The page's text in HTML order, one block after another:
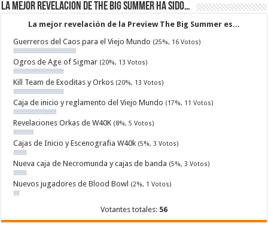
La mejor revelacion de The Big Summer ha sido…
La mejor revelación de la Preview The Big Summer es...
Guerreros del Caos para el Viejo Mundo (25%, 16 Votos)
Ogros de Age of Sigmar (20%, 13 Votos)
Kill Team de Exoditas y Orkos (20%, 13 Votos)
Caja de inicio y reglamento del Viejo Mundo (17%, 11 Votos)
Revelaciones Orkas de W40K (8%, 5 Votos)
Cajas de Inicio y Escenografia W40k (5%, 3 Votos)
Nueva caja de Necromunda y cajas de banda (5%, 3 Votos)
Nuevos jugadores de Blood Bowl (2%, 1 Votos)
Votantes totales: 56